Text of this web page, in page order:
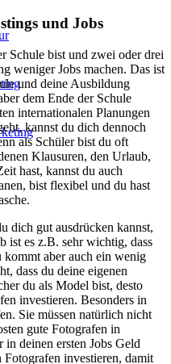
und Jobs
Schule bist und zwei oder drei
weniger Jobs machen. Das ist
und deine Ausbildung
dem Ende der Schule
internationalen Planungen
kannst du dich dennoch
als Schüler bist du oft
Klausuren, den Urlaub,
hast, kannst du auch
bist flexibel und du hast
dich gut ausdrücken kannst,
ist es z.B. sehr wichtig, dass
kommt aber auch ein wenig
dass du deine eigenen
du als Model bist, desto
investieren. Besonders in
Sie müssen natürlich nicht
gute Fotografen in
deinen ersten Jobs Geld
investieren, damit